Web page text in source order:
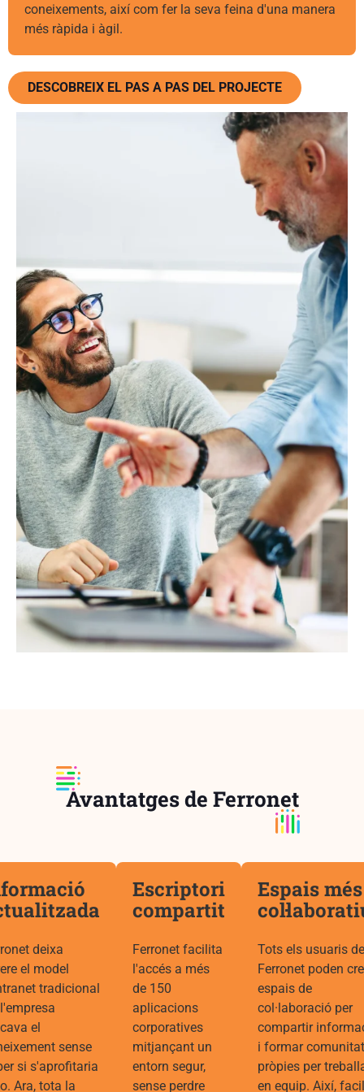
coneixements, així com fer la seva feina d'una manera
més ràpida i àgil.
DESCOBREIX EL PAS A PAS DEL PROJECTE
Avantatges de Ferronet
deixa
el model
tradicional
el
sense
si s'aprofitaria
Ara, tota la
Escriptori
compartit
Ferronet facilita
l'accés a més
de 150
aplicacions
corporatives
mitjançant un
entorn segur,
sense perdre
Espais més
Tots els usuaris de
Ferronet poden
espais de
col·laboració per
compartir
i formar
pròpies per
en equip. Així,